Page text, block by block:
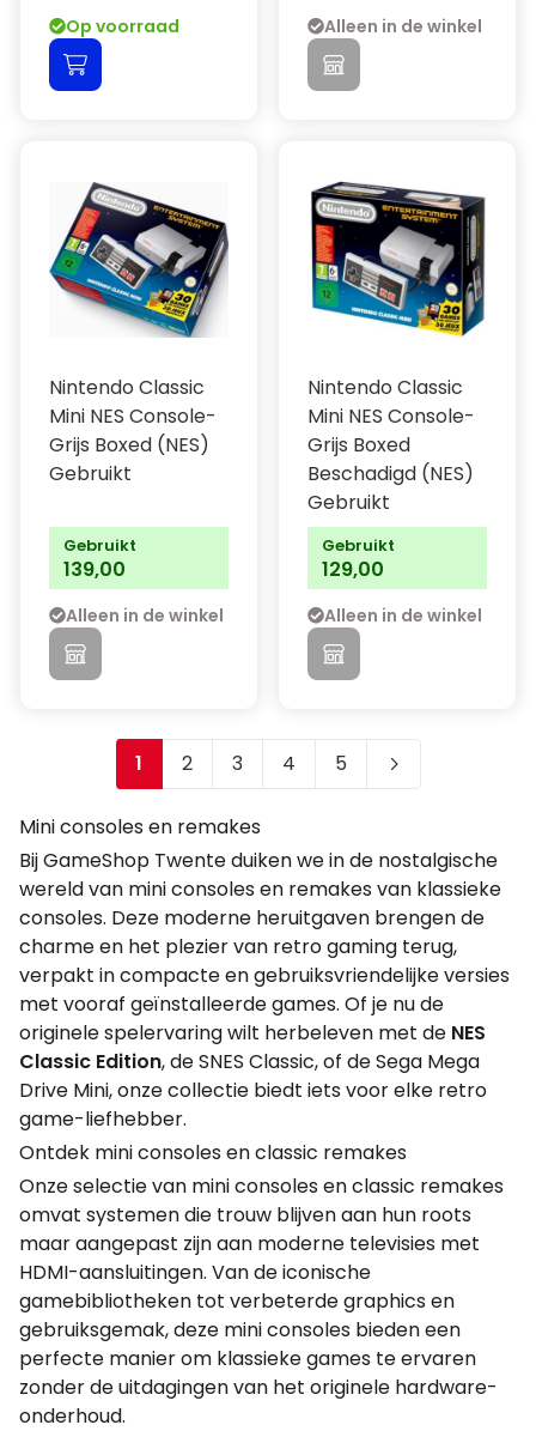
Op voorraad Alleen in de winkel
Nintendo Classic
Mini NES Console-
Grijs Boxed (NES)
Gebruikt
Gebruikt
139,00
Alleen in de winkel
Nintendo Classic
Mini NES Console-
Grijs Boxed
Beschadigd (NES)
Gebruikt
Gebruikt
129,00
Alleen in de winkel
Je leest momenteel pagina
1 Pagina
2 Pagina
3 Pagina
4 Pagina
5
Mini consoles en remakes
Bij GameShop Twente duiken we in de nostalgische
wereld van mini consoles en remakes van klassieke
consoles. Deze moderne heruitgaven brengen de
charme en het plezier van retro gaming terug,
verpakt in compacte en gebruiksvriendelijke versies
met vooraf geïnstalleerde games. Of je nu de
originele spelervaring wilt herbeleven met de NES
Classic Edition, de SNES Classic, of de Sega Mega
Drive Mini, onze collectie biedt iets voor elke retro
game-liefhebber.
Ontdek mini consoles en classic remakes
Onze selectie van mini consoles en classic remakes
omvat systemen die trouw blijven aan hun roots
maar aangepast zijn aan moderne televisies met
HDMI-aansluitingen. Van de iconische
gamebibliotheken tot verbeterde graphics en
gebruiksgemak, deze mini consoles bieden een
perfecte manier om klassieke games te ervaren
zonder de uitdagingen van het originele hardware-
onderhoud.